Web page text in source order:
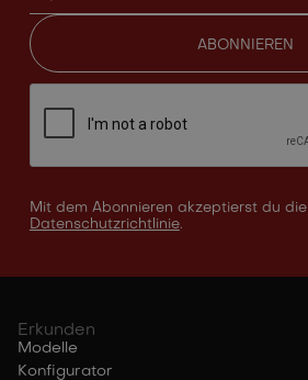
Mit dem Abonnieren akzeptierst du die
Datenschutzrichtlinie.
Erkunden
Modelle
Konfigurator